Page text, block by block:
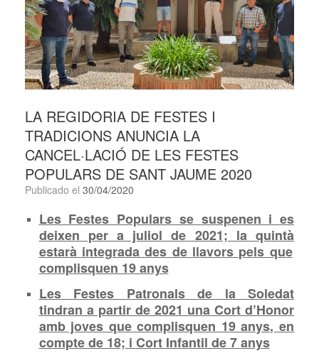
LA REGIDORIA DE FESTES I
TRADICIONS ANUNCIA LA
CANCEL·LACIÓ DE LES FESTES
POPULARS DE SANT JAUME 2020
Publicado el 30/04/2020
Les Festes Populars se suspenen i es
deixen per a juliol de 2021; la quintà
estarà integrada des de llavors pels que
complisquen 19 anys
Les Festes Patronals de la Soledat
tindran a partir de 2021 una Cort d’Honor
amb joves que complisquen 19 anys, en
compte de 18; i Cort Infantil de 7 anys